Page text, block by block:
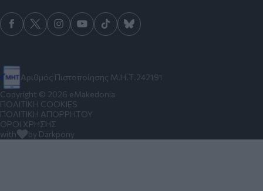
Αριθμός Πιστοποίησης Μ.Η.Τ.242191
Copyright © 2026 eMakedonia
ΠΟΛΙΤΙΚΗ COOKIES
ΠΟΛΙΤΙΚΗ ΑΠΟΡΡΗΤΟΥ
ΟΡΟΙ ΧΡΗΣΗΣ
with
by Darkpony